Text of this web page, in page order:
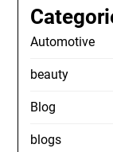
Automotive
beauty
Blog
blogs